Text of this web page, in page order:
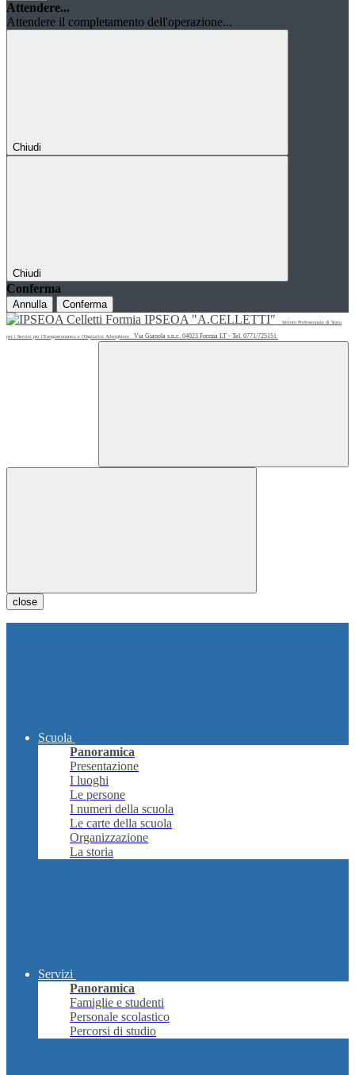
Attendere...
Attendere il completamento dell'operazione...
Chiudi
Chiudi
Conferma
Annulla Conferma
IPSEOA "A.CELLETTI" Istituto Professionale di Stato
per i Servizi per l'Enogastronomia e l'Ospitalità Alberghiera Via Gianola s.n.c. 04023 Formia LT - Tel. 0771/725151
close
Scuola
Panoramica
Presentazione
I luoghi
Le persone
I numeri della scuola
Le carte della scuola
Organizzazione
La storia
Servizi
Panoramica
Famiglie e studenti
Personale scolastico
Percorsi di studio